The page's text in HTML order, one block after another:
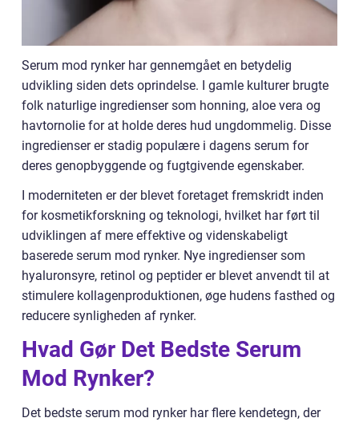
Serum mod rynker har gennemgået en betydelig
udvikling siden dets oprindelse. I gamle kulturer brugte
folk naturlige ingredienser som honning, aloe vera og
havtornolie for at holde deres hud ungdommelig. Disse
ingredienser er stadig populære i dagens serum for
deres genopbyggende og fugtgivende egenskaber.
I moderniteten er der blevet foretaget fremskridt inden
for kosmetikforskning og teknologi, hvilket har ført til
udviklingen af mere effektive og videnskabeligt
baserede serum mod rynker. Nye ingredienser som
hyaluronsyre, retinol og peptider er blevet anvendt til at
stimulere kollagenproduktionen, øge hudens fasthed og
reducere synligheden af rynker.
Hvad Gør Det Bedste Serum
Mod Rynker?
Det bedste serum mod rynker har flere kendetegn, der